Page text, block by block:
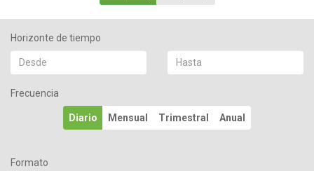
Horizonte de tiempo
Frecuencia
Diario Mensual Trimestral Anual
Formato